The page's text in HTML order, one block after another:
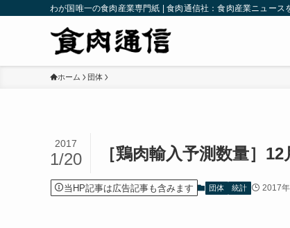
わが国唯一の食肉産業専門紙 | 食肉通信社：食肉産業ニュース
ホーム 団体
［鶏肉輸入予測数量］
2017
1/20
当HP記事は広告記事も含みます 団体 統計 2017